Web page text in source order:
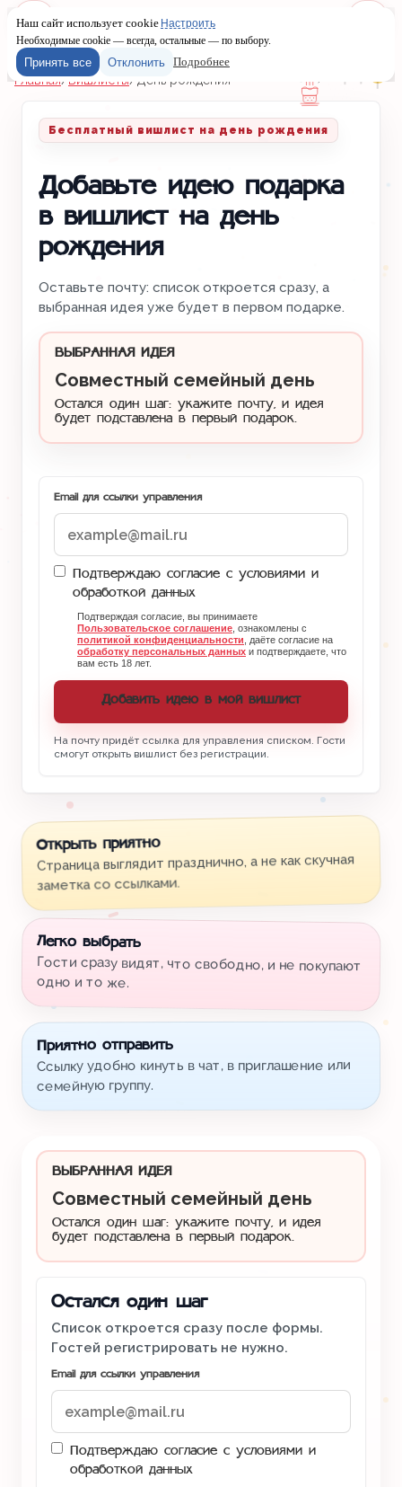
Меню
Главная/Вишлисты/ День рождения
Бесплатный вишлист на день рождения
Добавьте идею подарка
в вишлист на день
рождения
Оставьте почту: список откроется сразу, а
выбранная идея уже будет в первом подарке.
ВЫБРАННАЯ ИДЕЯ
Совместный семейный день
Остался один шаг: укажите почту, и идея
будет подставлена в первый подарок.
Email для ссылки управления
Подтверждаю согласие с условиями и
обработкой данных
Подтверждая согласие, вы принимаете
Пользовательское соглашение , ознакомлены с
политикой конфиденциальности , даёте согласие на
обработку персональных данных и подтверждаете, что
вам есть 18 лет.
Добавить идею в мой вишлист
На почту придёт ссылка для управления списком. Гости
смогут открыть вишлист без регистрации.
Открыть приятно
Страница выглядит празднично, а не как скучная
заметка со ссылками.
Легко выбрать
Гости сразу видят, что свободно, и не покупают
одно и то же.
Приятно отправить
Ссылку удобно кинуть в чат, в приглашение или
семейную группу.
ВЫБРАННАЯ ИДЕЯ
Совместный семейный день
Остался один шаг: укажите почту, и идея
будет подставлена в первый подарок.
Остался один шаг
Список откроется сразу после формы.
Гостей регистрировать не нужно.
Email для ссылки управления
Подтверждаю согласие с условиями и
обработкой данных
Наш сайт использует cookie Настроить
Необходимые cookie — всегда, остальные — по выбору.
Принять все Отклонить Подробнее